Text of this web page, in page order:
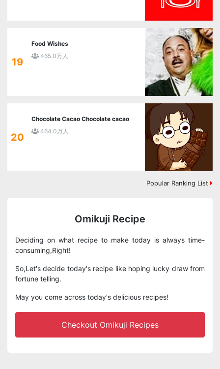
19
Food Wishes
465.0万人
20
Chocolate Cacao Chocolate cacao
464.0万人
Popular Ranking List
Omikuji Recipe
Deciding on what recipe to make today is always time-
consuming,Right!
So,Let's decide today's recipe like hoping lucky draw from
fortune telling.
May you come across today's delicious recipes!
Checkout Omikuji Recipes